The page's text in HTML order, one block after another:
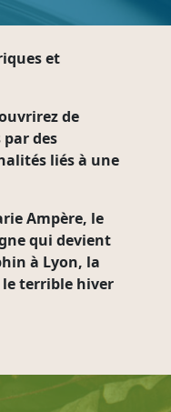
et
de
des
liés à une
Ampère, le
qui devient
à Lyon, la
terrible hiver